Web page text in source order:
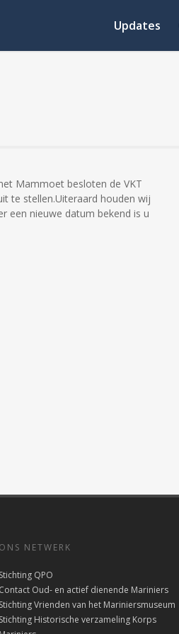
Updates
Mammoet besloten de VKT
te stellen.Uiteraard houden wij
een nieuwe datum bekend is u
ONS NETWERK
Stichting QPO
Contact Oud- en actief dienende Mariniers
Stichting Vrienden van het Mariniersmuseum
Stichting Historische verzameling Korps